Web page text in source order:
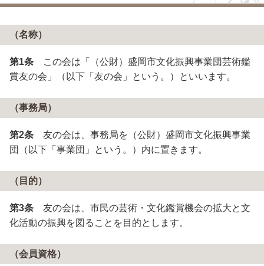
（名称）
第1条 この会は「（公財）盛岡市文化振興事業団芸術鑑
賞友の会」（以下「友の会」という。）といいます。
（事務局）
第2条 友の会は、事務局を（公財）盛岡市文化振興事業
団（以下「事業団」という。）内に置きます。
（目的）
第3条 友の会は、市民の芸術・文化鑑賞機会の拡大と文
化活動の振興を図ることを目的とします。
（会員資格）